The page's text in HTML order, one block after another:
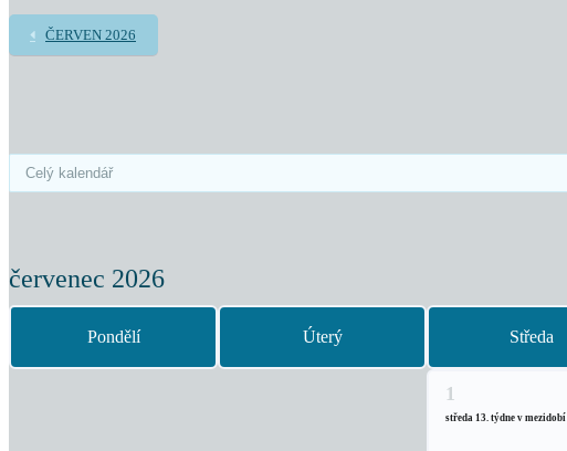
ČERVEN 2026
červenec 2026
Pondělí Úterý Středa
1
středa 13. týdne v mezidobí